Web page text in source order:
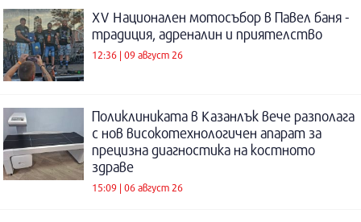
XV Национален мотосъбор в Павел баня -
традиция, адреналин и приятелство
12:36 | 09 август 26
Поликлиниката в Казанлък вече разполага
с нов високотехнологичен апарат за
прецизна диагностика на костното
здраве
15:09 | 06 август 26